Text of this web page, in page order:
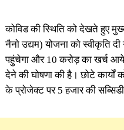
कोविड की स्थिति को देखते हुए
नैनो उद्यम) योजना को स्वीकृति
पहुंचेगा और 10 करोड़ का खर्च
देने की घोषणा की है। छोटे कार्यों
के प्रोजेक्ट पर 5 हजार की